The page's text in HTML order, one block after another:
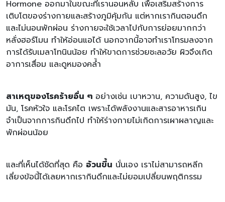
Hormone ออกมาในขณะที่เรานอนหลับ เพื่อเสริมสร้างการ
เติบโตของร่างกายและสร้างภูมิคุ้มกัน แต่หากเรากินตอนดึก
และไม่นอนพักผ่อน ร่างกายจะใช้เวลาไปกับการย่อยมากกว่า
หลั่งฮอร์โมน ทำให้อ่อนแอได้ นอกจากนี้อาจทำเราโทรมลงจาก
การได้รับเมลาโทนินน้อย ทำให้ขาดการช่วยชะลอวัย ผิวจึงเกิด
อาการเสื่อม และดูหมองคล้ำ
สาเหตุของโรคร้ายอื่น ๆ อย่างเช่น เบาหวาน, ความดันสูง, ไข
มัน, โรคหัวใจ และโรคไต เพราะได้พลังงานและสารอาหารเกิน
จำเป็นจากการกินดึกไป ทำให้ร่างกายไม่เกิดการเผาผลาญและ
พักผ่อนน้อย
และที่เห็นได้ชัดที่สุด คือ อ้วนขึ้น นั่นเอง เราไม่สามารถหลีก
เลี่ยงข้อนี้ได้เลยหากเรากินดึกและไม่ยอมเปลี่ยนพฤติกรรม